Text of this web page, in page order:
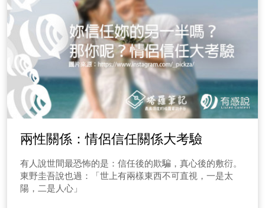
兩性關係：情侶信任關係大考驗
有人說世間最恐怖的是：信任後的欺騙，真心後的敷衍。
東野圭吾說也過：「世上有兩樣東西不可直視，一是太
陽，二是人心」